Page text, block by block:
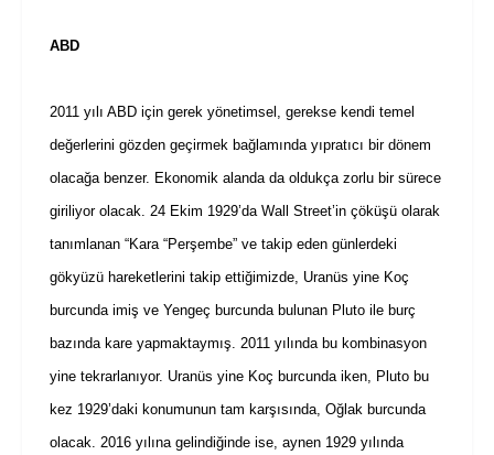
ABD
2011 yılı ABD için gerek yönetimsel, gerekse kendi temel
değerlerini gözden geçirmek bağlamında yıpratıcı bir dönem
olacağa benzer. Ekonomik alanda da oldukça zorlu bir sürece
giriliyor olacak. 24 Ekim 1929’da Wall Street’in çöküşü olarak
tanımlanan “Kara “Perşembe” ve takip eden günlerdeki
gökyüzü hareketlerini takip ettiğimizde, Uranüs yine Koç
burcunda imiş ve Yengeç burcunda bulunan Pluto ile burç
bazında kare yapmaktaymış. 2011 yılında bu kombinasyon
yine tekrarlanıyor. Uranüs yine Koç burcunda iken, Pluto bu
kez 1929’daki konumunun tam karşısında, Oğlak burcunda
olacak. 2016 yılına gelindiğinde ise, aynen 1929 yılında